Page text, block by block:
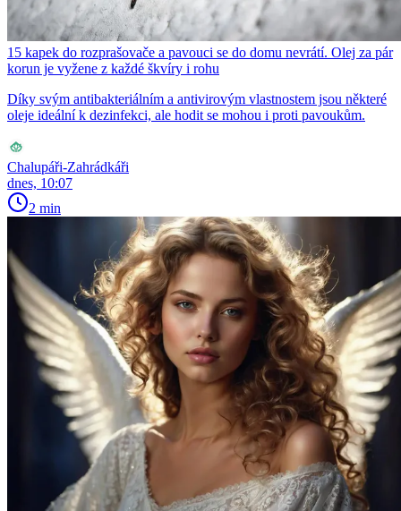
15 kapek do rozprašovače a pavouci se do domu nevrátí. Olej za pár
korun je vyžene z každé škvíry i rohu
Díky svým antibakteriálním a antivirovým vlastnostem jsou některé
oleje ideální k dezinfekci, ale hodit se mohou i proti pavoukům.
Chalupáři-Zahrádkáři
dnes, 10:07
2 min